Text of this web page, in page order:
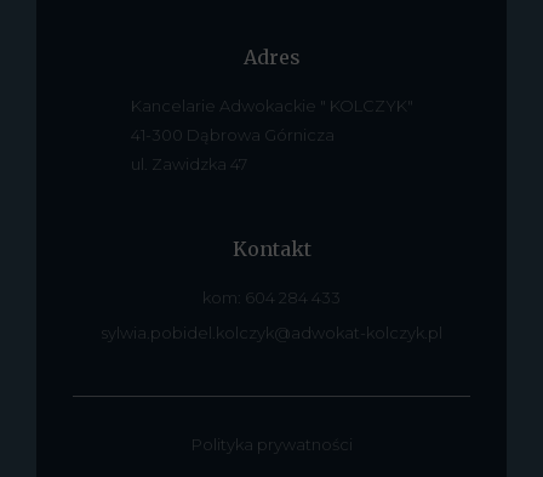
Adres
Kancelarie Adwokackie " KOLCZYK"
41-300 Dąbrowa Górnicza
ul. Zawidzka 47
Kontakt
kom: 604 284 433
sylwia.pobidel.kolczyk@adwokat-kolczyk.pl
Polityka prywatności